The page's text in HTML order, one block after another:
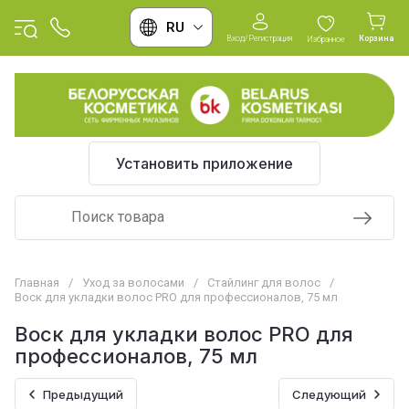
RU
Вход/Регистрация Избранное Корзина
Установить приложение
Главная / Уход за волосами / Стайлинг для волос
/
Воск для укладки волос PRO для профессионалов, 75 мл
Воск для укладки волос PRO для
профессионалов, 75 мл
Предыдущий Следующий